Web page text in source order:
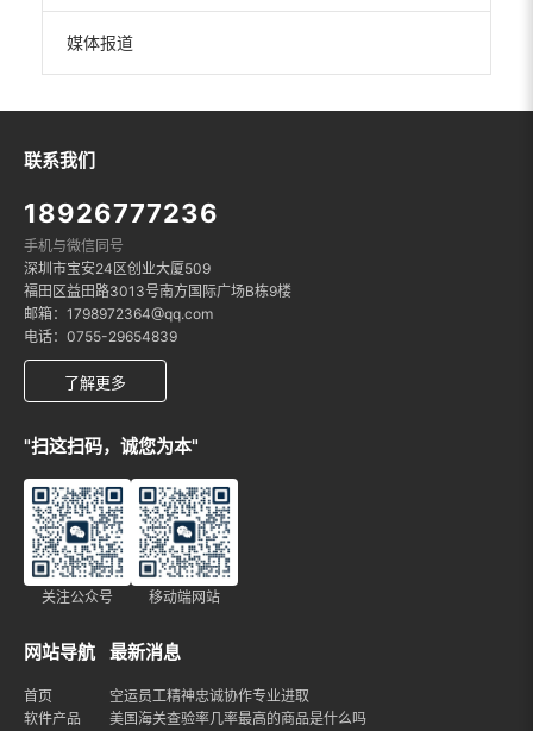
媒体报道
联系我们
18926777236
手机与微信同号
深圳市宝安24区创业大厦509
福田区益田路3013号南方国际广场B栋9楼
邮箱：1798972364@qq.com
电话：0755-29654839
了解更多
"扫这扫码，诚您为本"
关注公众号 移动端网站
网站导航
首页
软件产品
最新消息
空运员工精神忠诚协作专业进取
美国海关查验率几率最高的商品是什么吗